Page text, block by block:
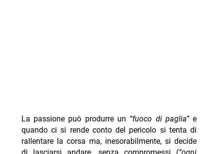
La passione può produrre un “fuoco di paglia”e
quando ci si rende conto del pericolo si tenta di
rallentare la corsa ma, inesorabilmente, si decide